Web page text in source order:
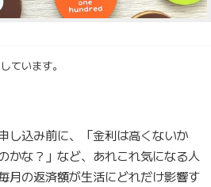
ています。
し込み前に、「金利は高くないか
かな？」など、あれこれ気になる人
月の返済額が生活にどれだけ影響す